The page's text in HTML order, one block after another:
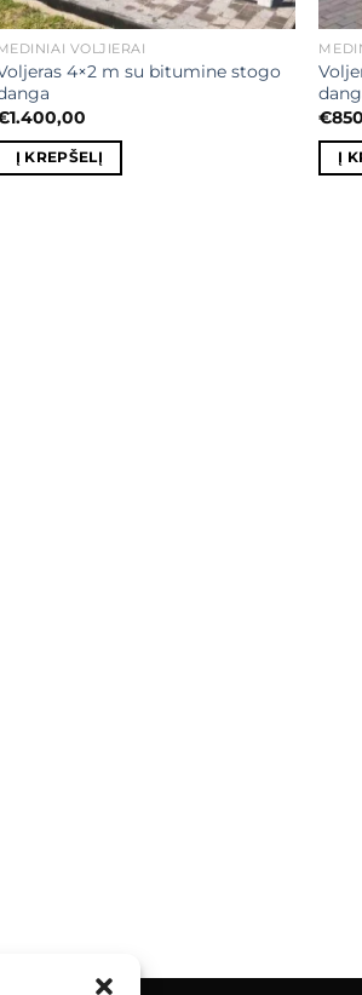
VOLJIERAI
4×2 m su bitumine stogo
1.400,00
Į KREPŠELĮ
€
Į